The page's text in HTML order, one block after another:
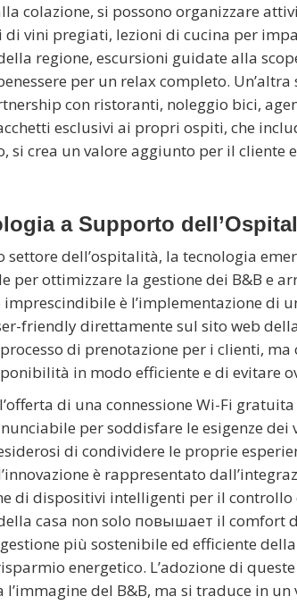
colazione, si possono organizzare
di vini pregiati, lezioni di cucina per
regione, escursioni guidate alla
per un relax completo.
con ristoranti, noleggio bici,
esclusivi ai propri ospiti, che
si crea un valore aggiunto per il cliente
a Supporto
settore dell’ospitalità, la tecnologia
per ottimizzare la gestione dei B&B e
imprescindibile è l’implementazione di
friendly direttamente sul sito web
di prenotazione per i clienti,
in modo efficiente e di evitare
di una connessione Wi-Fi
per soddisfare le esigenze
di condividere le proprie
è rappresentato
di dispositivi intelligenti per il
casa non solo повышает il comfort
più sostenibile ed efficiente
energetico. L’adozione di
del B&B, ma si traduce in